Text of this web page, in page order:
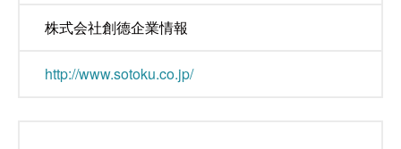
株式会社創德企業情報
http://www.sotoku.co.jp/